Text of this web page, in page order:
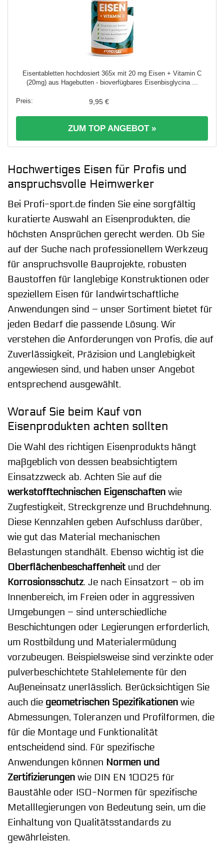
Eisentabletten hochdosiert 365x mit 20 mg Eisen + Vitamin C
(20mg) aus Hagebutten - bioverfügbares Eisenbisglycina ...
9,95 €
ZUM TOP ANGEBOT »
Hochwertiges Eisen für Profis und
anspruchsvolle Heimwerker
Bei Profi-sport.de finden Sie eine sorgfältig
kuratierte Auswahl an Eisenprodukten, die
höchsten Ansprüchen gerecht werden. Ob Sie
auf der Suche nach professionellem Werkzeug
für anspruchsvolle Bauprojekte, robusten
Baustoffen für langlebige Konstruktionen oder
speziellem Eisen für landwirtschaftliche
Anwendungen sind – unser Sortiment bietet für
jeden Bedarf die passende Lösung. Wir
verstehen die Anforderungen von Profis, die auf
Zuverlässigkeit, Präzision und Langlebigkeit
angewiesen sind, und haben unser Angebot
entsprechend ausgewählt.
Worauf Sie beim Kauf von
Eisenprodukten achten sollten
Die Wahl des richtigen Eisenprodukts hängt
maßgeblich von dessen beabsichtigtem
Einsatzzweck ab. Achten Sie auf die
werkstofftechnischen Eigenschaften wie
Zugfestigkeit, Streckgrenze und Bruchdehnung.
Diese Kennzahlen geben Aufschluss darüber,
wie gut das Material mechanischen
Belastungen standhält. Ebenso wichtig ist die
Oberflächenbeschaffenheitund der
Korrosionsschutz. Je nach Einsatzort – ob im
Innenbereich, im Freien oder in aggressiven
Umgebungen – sind unterschiedliche
Beschichtungen oder Legierungen erforderlich,
um Rostbildung und Materialermüdung
vorzubeugen. Beispielsweise sind verzinkte oder
pulverbeschichtete Stahlelemente für den
Außeneinsatz unerlässlich. Berücksichtigen Sie
auch die geometrischen Spezifikationen wie
Abmessungen, Toleranzen und Profilformen, die
für die Montage und Funktionalität
entscheidend sind. Für spezifische
Anwendungen können Normen und
Zertifizierungen wie DIN EN 10025 für
Baustähle oder ISO-Normen für spezifische
Metalllegierungen von Bedeutung sein, um die
Einhaltung von Qualitätsstandards zu
gewährleisten.